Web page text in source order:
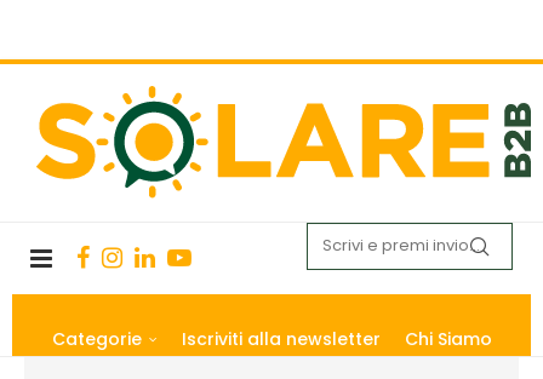
Categorie Iscriviti alla newsletter Chi Siamo